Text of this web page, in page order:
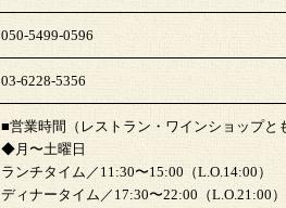
050-5499-0596
03-6228-5356
■営業時間（レストラン・ワインショップと
◆月〜土曜日
ランチタイム／11:30〜15:00（L.O.14:00）
ディナータイム／17:30〜22:00（L.O.21:00）